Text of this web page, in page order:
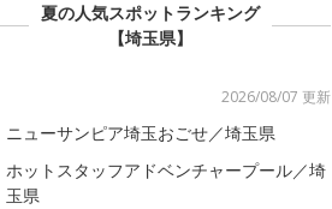
夏の人気スポットランキング
【埼玉県】
2026/08/07 更新
ニューサンピア埼玉おごせ／埼玉県
ホットスタッフアドベンチャープール／埼
玉県